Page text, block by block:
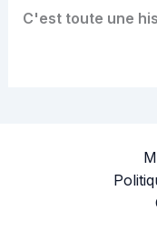
C'est toute une